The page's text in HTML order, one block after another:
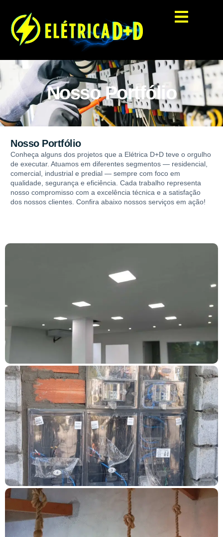
Nosso Portfólio
Nosso Portfólio
Conheça alguns dos projetos que a Elétrica D+D teve o orgulho
de executar. Atuamos em diferentes segmentos — residencial,
comercial, industrial e predial — sempre com foco em
qualidade, segurança e eficiência. Cada trabalho representa
nosso compromisso com a excelência técnica e a satisfação
dos nossos clientes. Confira abaixo nossos serviços em ação!